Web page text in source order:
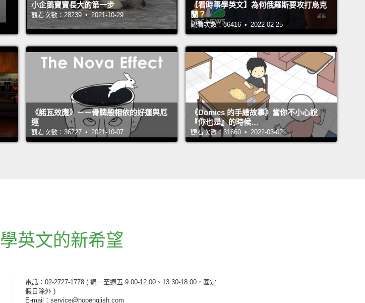
小企鵝寶寶長大的第一步
觀看次數：28239 • 2021-10-29
【看時事學英文】為何俄羅斯要攻打烏克
蘭？
觀看次數：36416 • 2022-02-25
《諾瓦效應》－－骨牌般相依的好運與厄
運
觀看次數：36227 • 2021-10-07
《Domics 的手繪故事》當你不小心說
『你也是』的時候…
觀看次數：31660 • 2022-03-02
學英文的新希望
電話：02-2727-1778 ( 週一至週五 9:00-12:00、13:30-18:00，國定
假日除外 )
E-mail：service@hopenglish.com